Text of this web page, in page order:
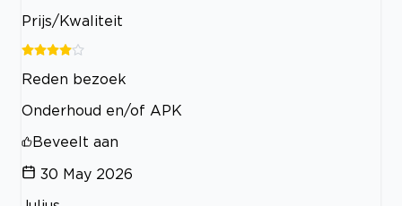
Prijs/Kwaliteit
Reden bezoek
Onderhoud en/of APK
Beveelt aan
30 May 2026